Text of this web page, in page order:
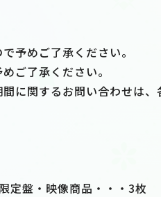
予めご了承ください。
ご了承ください。
に関するお問い合わせは、
定盤・映像商品・・・3枚